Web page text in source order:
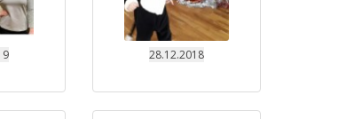
28.12.2018